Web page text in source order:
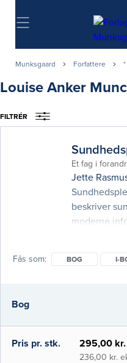
Søg
Munksgaard Forfattere *
Louise Anker
FILTRÉR
Et fag i
Jette
beskriver
moderne
kræver
Men den er
Fås som BOG I-
Bog
i-bog
Pris pr. stk. 295,00 kr.
236,00 kr.